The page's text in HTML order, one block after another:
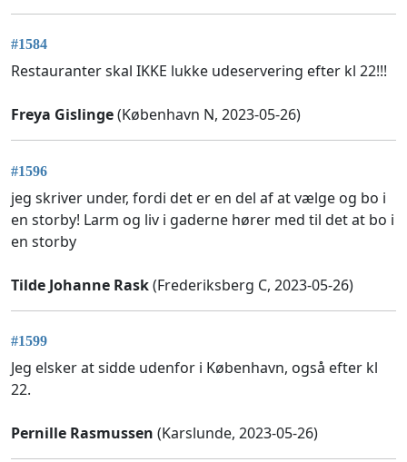
#1584
Restauranter skal IKKE lukke udeservering efter kl 22!!!
Freya Gislinge(København N, 2023-05-26)
#1596
jeg skriver under, fordi det er en del af at vælge og bo i
en storby! Larm og liv i gaderne hører med til det at bo i
en storby
Tilde Johanne Rask(Frederiksberg C, 2023-05-26)
#1599
Jeg elsker at sidde udenfor i København, også efter kl
22.
Pernille Rasmussen (Karslunde, 2023-05-26)